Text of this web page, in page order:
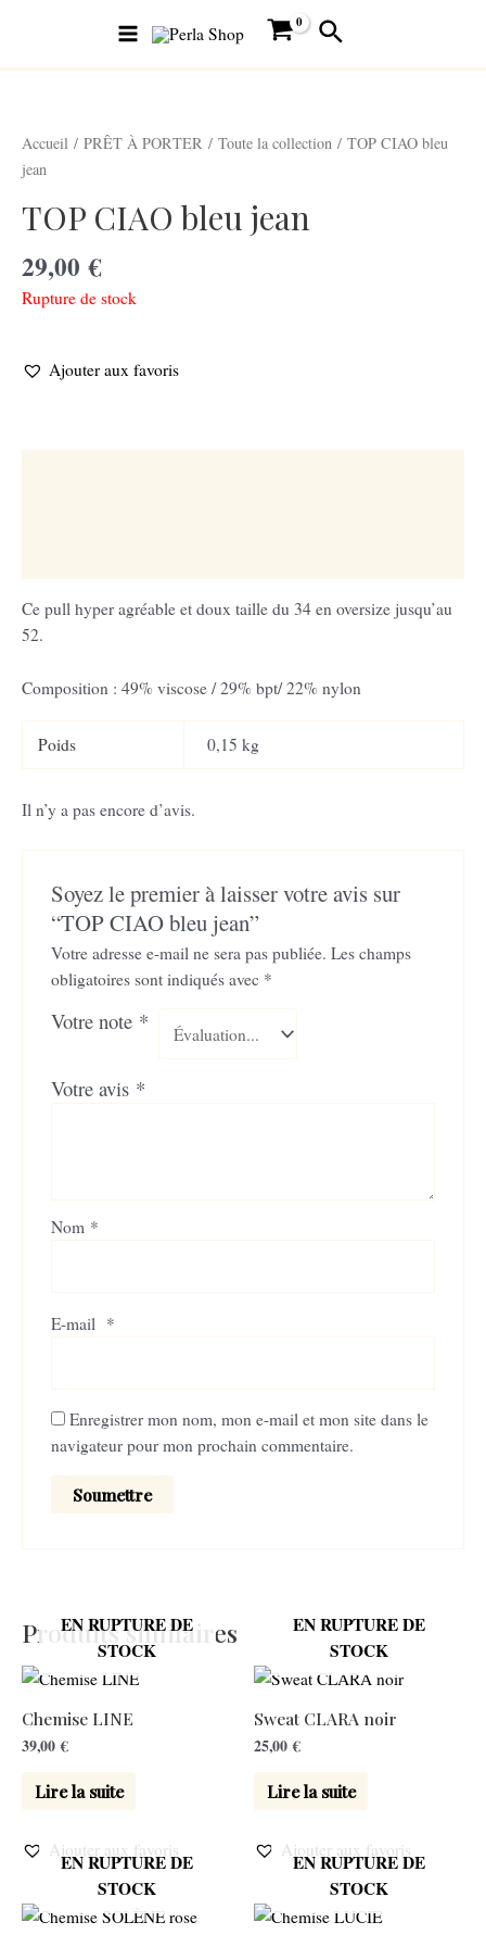
Main
Rechercher
Accueil / PRÊT À PORTER / Toute la collection / TOP CIAO bleu
jean
TOP CIAO bleu jean
29,00€
Rupture de stock
Ajouter aux favoris
Ce pull hyper agréable et doux taille du 34 en oversize jusqu’au
52.
Composition : 49% viscose / 29% bpt/ 22% nylon
Poids 0,15 kg
Il n’y a pas encore d’avis.
Soyez le premier à laisser votre avis sur
“TOP CIAO bleu jean”
Votre adresse e-mail ne sera pas publiée. Les champs
obligatoires sont indiqués avec *
Votre note *
Votre avis *
Nom *
E-mail *
Enregistrer mon nom, mon e-mail et mon site dans le
navigateur pour mon prochain commentaire.
Produits similaires
EN RUPTURE DE
STOCK
Chemise LINE
39,00€
Lire la suite
Ajouter aux favoris
EN RUPTURE DE
STOCK
Sweat CLARA noir
25,00€
Lire la suite
Ajouter aux favoris
EN RUPTURE DE
STOCK
EN RUPTURE DE
STOCK